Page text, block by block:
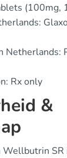
(100mg,
Netherlands:
Rx only
&
Wellbutrin